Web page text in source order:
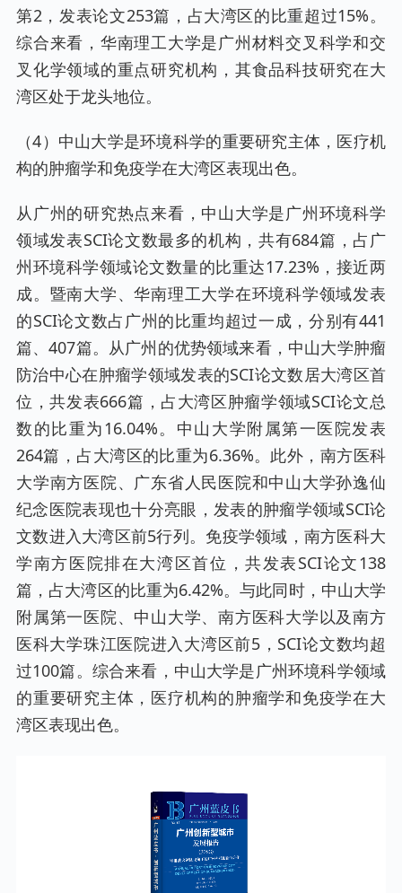
第2，发表论文253篇，占大湾区的比重超过15%。
综合来看，华南理工大学是广州材料交叉科学和交
叉化学领域的重点研究机构，其食品科技研究在大
湾区处于龙头地位。
（4）中山大学是环境科学的重要研究主体，医疗机
构的肿瘤学和免疫学在大湾区表现出色。
从广州的研究热点来看，中山大学是广州环境科学
领域发表SCI论文数最多的机构，共有684篇，占广
州环境科学领域论文数量的比重达17.23%，接近两
成。暨南大学、华南理工大学在环境科学领域发表
的SCI论文数占广州的比重均超过一成，分别有441
篇、407篇。从广州的优势领域来看，中山大学肿瘤
防治中心在肿瘤学领域发表的SCI论文数居大湾区首
位，共发表666篇，占大湾区肿瘤学领域SCI论文总
数的比重为16.04%。中山大学附属第一医院发表
264篇，占大湾区的比重为6.36%。此外，南方医科
大学南方医院、广东省人民医院和中山大学孙逸仙
纪念医院表现也十分亮眼，发表的肿瘤学领域SCI论
文数进入大湾区前5行列。免疫学领域，南方医科大
学南方医院排在大湾区首位，共发表SCI论文138
篇，占大湾区的比重为6.42%。与此同时，中山大学
附属第一医院、中山大学、南方医科大学以及南方
医科大学珠江医院进入大湾区前5，SCI论文数均超
过100篇。综合来看，中山大学是广州环境科学领域
的重要研究主体，医疗机构的肿瘤学和免疫学在大
湾区表现出色。